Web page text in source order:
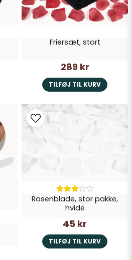
spørgsmålFriersæt, stort
289 kr
TILFØJ TIL KURV
Rosenblade, stor pakke,
hvide
45 kr
TILFØJ TIL KURV